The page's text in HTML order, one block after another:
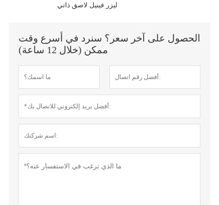
ليزر فينيل لاصق ذاتي
الحصول على آخر سعر؟ سنرد في أسرع وقت
ممكن (خلال 12 ساعة)